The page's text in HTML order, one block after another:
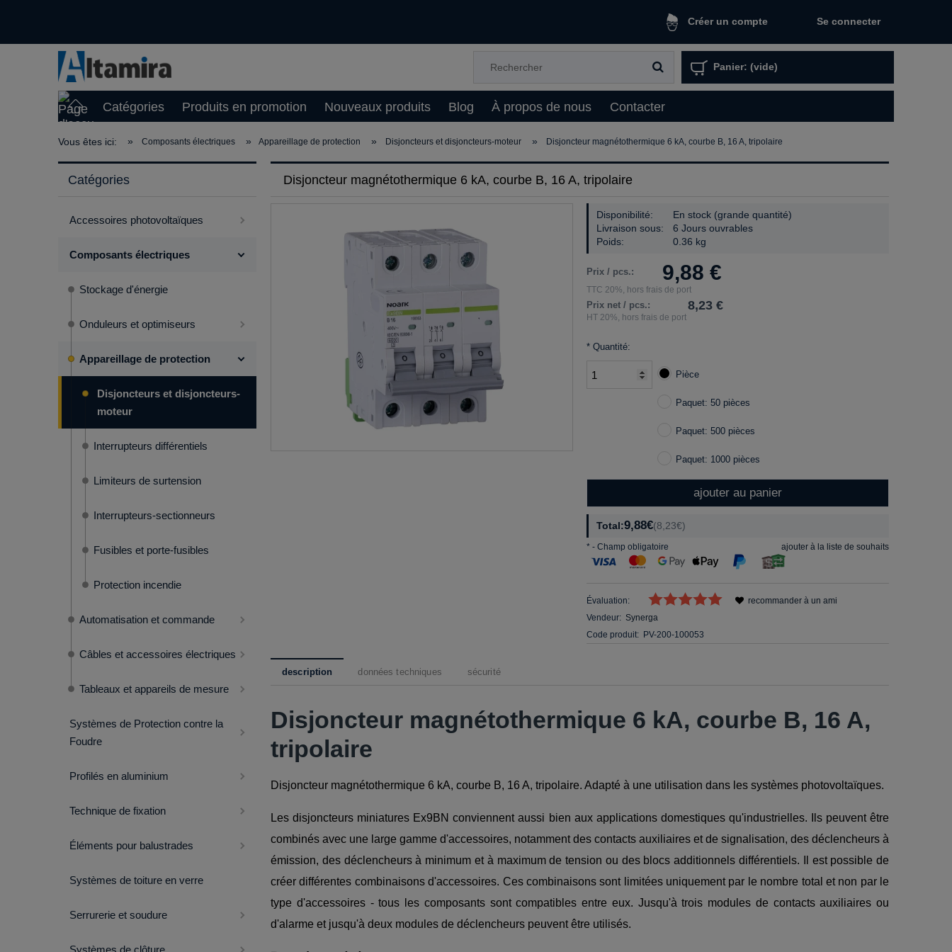
Créer un compte Se connecter
Panier: (vide)
Catégories Produits en promotion Nouveaux produits Blog À propos de nous Contacter
Vous êtes ici: » Composants électriques » Appareillage de protection » Disjoncteurs et disjoncteurs-moteur » Disjoncteur magnétothermique 6 kA, courbe B, 16 A, tripolaire
Catégories
Accessoires photovoltaïques
Composants électriques
Stockage d'énergie
Onduleurs et optimiseurs
Appareillage de protection
Disjoncteurs et disjoncteurs-
moteur
Interrupteurs différentiels
Limiteurs de surtension
Interrupteurs-sectionneurs
Fusibles et porte-fusibles
Protection incendie
Automatisation et commande
Câbles et accessoires électriques
Tableaux et appareils de mesure
Systèmes de Protection contre la
Foudre
Profilés en aluminium
Technique de fixation
Éléments pour balustrades
Systèmes de toiture en verre
Serrurerie et soudure
Disjoncteur magnétothermique 6 kA, courbe B, 16 A, tripolaire
Disponibilité:
En stock (grande quantité)
Livraison sous:
6 Jours ouvrables
Poids:
0.36 kg
Prix / pcs.: 9,88 €
TTC 20%, hors frais de port
Prix net / pcs.: 8,23 €
HT 20%, hors frais de port
*Quantité:
Pièce
Paquet: 50 pièces
Paquet: 500 pièces
Paquet: 1000 pièces
ajouter au panier
Total:9,88€(8,23€)
ajouter à la liste de souhaits
*- Champ obligatoire
Évaluation:
Vendeur: Synerga
Code produit: PV-200-100053
recommander à un ami
description données techniques sécurité
Disjoncteur magnétothermique 6 kA, courbe B, 16 A,
tripolaire
Disjoncteur magnétothermique 6 kA, courbe B, 16 A, tripolaire. Adapté à une utilisation dans les systèmes photovoltaïques.
Les disjoncteurs miniatures Ex9BN conviennent aussi bien aux applications domestiques qu'industrielles. Ils peuvent être
combinés avec une large gamme d'accessoires, notamment des contacts auxiliaires et de signalisation, des déclencheurs à
émission, des déclencheurs à minimum et à maximum de tension ou des blocs additionnels différentiels. Il est possible de
créer différentes combinaisons d'accessoires. Ces combinaisons sont limitées uniquement par le nombre total et non par le
type d'accessoires - tous les composants sont compatibles entre eux. Jusqu'à trois modules de contacts auxiliaires ou
d'alarme et jusqu'à deux modules de déclencheurs peuvent être utilisés.